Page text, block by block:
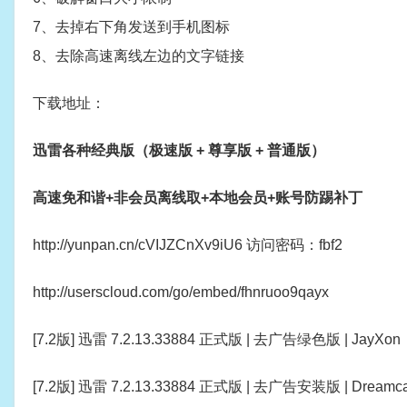
7、去掉右下角发送到手机图标
8、去除高速离线左边的文字链接
下载地址：
迅雷各种经典版（极速版 + 尊享版 + 普通版）
高速免和谐+非会员离线取+本地会员+账号防踢补丁
http://yunpan.cn/cVIJZCnXv9iU6 访问密码：fbf2
http://userscloud.com/go/embed/fhnruoo9qayx
[7.2版] 迅雷 7.2.13.33884 正式版 | 去广告绿色版 | JayXon
[7.2版] 迅雷 7.2.13.33884 正式版 | 去广告安装版 |